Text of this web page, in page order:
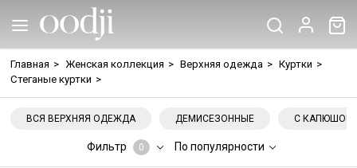
Главная > Женская коллекция > Верхняя одежда > Куртки >
Стеганые куртки >
ВСЯ ВЕРХНЯЯ ОДЕЖДА ДЕМИСЕЗОННЫЕ С
Фильтр 0 По популярности